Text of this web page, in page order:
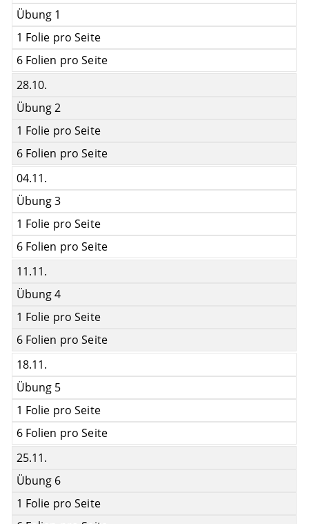
Übung 1
1 Folie pro Seite
6 Folien pro Seite
28.10.
Übung 2
1 Folie pro Seite
6 Folien pro Seite
04.11.
Übung 3
1 Folie pro Seite
6 Folien pro Seite
11.11.
Übung 4
1 Folie pro Seite
6 Folien pro Seite
18.11.
Übung 5
1 Folie pro Seite
6 Folien pro Seite
25.11.
Übung 6
1 Folie pro Seite